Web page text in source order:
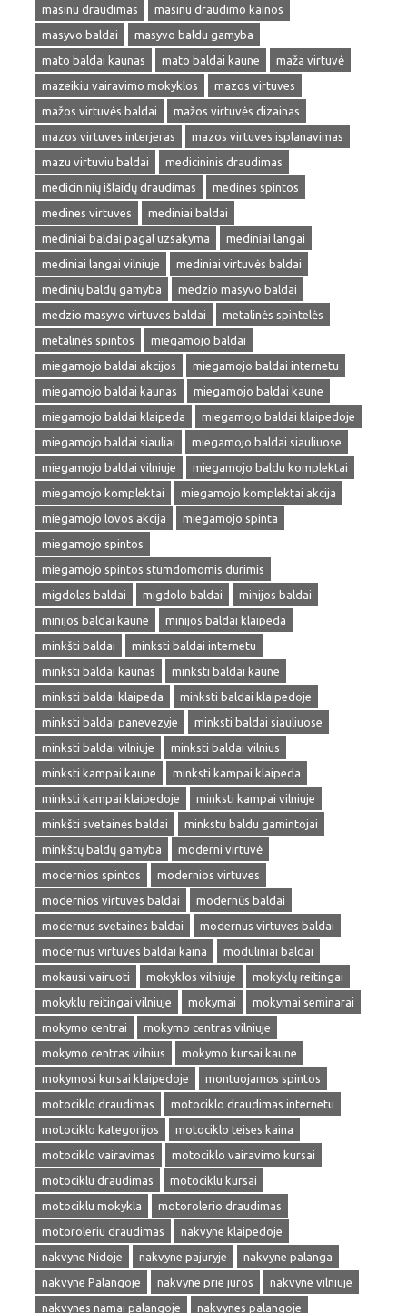
masinu draudimas
masinu draudimo kainos
masyvo baldai
masyvo baldu gamyba
mato baldai kaunas
mato baldai kaune
maža virtuvė
mazeikiu vairavimo mokyklos
mazos virtuves
mažos virtuvės baldai
mažos virtuvės dizainas
mazos virtuves interjeras
mazos virtuves isplanavimas
mazu virtuviu baldai
medicininis draudimas
medicininių išlaidų draudimas
medines spintos
medines virtuves
mediniai baldai
mediniai baldai pagal uzsakyma
mediniai langai
mediniai langai vilniuje
mediniai virtuvės baldai
medinių baldų gamyba
medzio masyvo baldai
medzio masyvo virtuves baldai
metalinės spintelės
metalinės spintos
miegamojo baldai
miegamojo baldai akcijos
miegamojo baldai internetu
miegamojo baldai kaunas
miegamojo baldai kaune
miegamojo baldai klaipeda
miegamojo baldai klaipedoje
miegamojo baldai siauliai
miegamojo baldai siauliuose
miegamojo baldai vilniuje
miegamojo baldu komplektai
miegamojo komplektai
miegamojo komplektai akcija
miegamojo lovos akcija
miegamojo spinta
miegamojo spintos
miegamojo spintos stumdomomis durimis
migdolas baldai
migdolo baldai
minijos baldai
minijos baldai kaune
minijos baldai klaipeda
minkšti baldai
minksti baldai internetu
minksti baldai kaunas
minksti baldai kaune
minksti baldai klaipeda
minksti baldai klaipedoje
minksti baldai panevezyje
minksti baldai siauliuose
minksti baldai vilniuje
minksti baldai vilnius
minksti kampai kaune
minksti kampai klaipeda
minksti kampai klaipedoje
minksti kampai vilniuje
minkšti svetainės baldai
minkstu baldu gamintojai
minkštų baldų gamyba
moderni virtuvė
modernios spintos
modernios virtuves
modernios virtuves baldai
modernūs baldai
modernus svetaines baldai
modernus virtuves baldai
modernus virtuves baldai kaina
moduliniai baldai
mokausi vairuoti
mokyklos vilniuje
mokyklų reitingai
mokyklu reitingai vilniuje
mokymai
mokymai seminarai
mokymo centrai
mokymo centras vilniuje
mokymo centras vilnius
mokymo kursai kaune
mokymosi kursai klaipedoje
montuojamos spintos
motociklo draudimas
motociklo draudimas internetu
motociklo kategorijos
motociklo teises kaina
motociklo vairavimas
motociklo vairavimo kursai
motociklu draudimas
motociklu kursai
motociklu mokykla
motorolerio draudimas
motoroleriu draudimas
nakvyne klaipedoje
nakvyne Nidoje
nakvyne pajuryje
nakvyne palanga
nakvyne Palangoje
nakvyne prie juros
nakvyne vilniuje
nakvynes namai palangoje
nakvynes palangoje